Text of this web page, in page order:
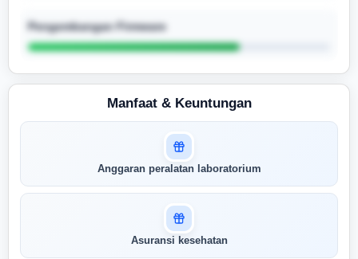
Pengembangan Firmware
Masuk untuk melihat skor
pertandingan AI Anda
menunjukkan seberapa cocok keahlian
Anda dengan peran ini
Manfaat & Keuntungan
Anggaran peralatan laboratorium
Asuransi kesehatan